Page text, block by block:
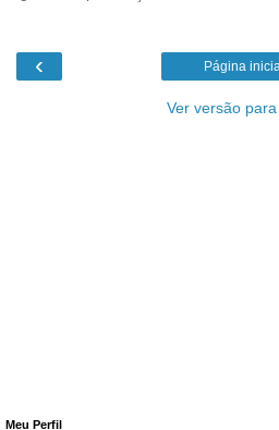
‹ Página
Ver versão
Meu Perfil